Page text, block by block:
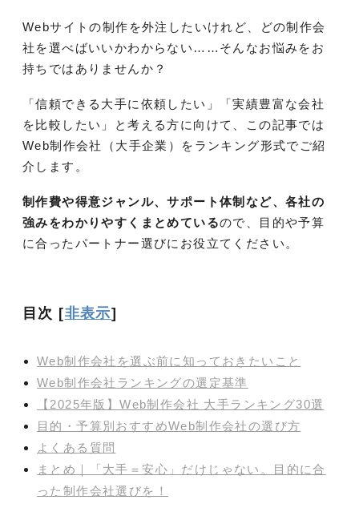
Webサイトの制作を外注したいけれど、どの制作会
社を選べばいいかわからない……そんなお悩みをお
持ちではありませんか？
「信頼できる大手に依頼したい」「実績豊富な会社
を比較したい」と考える方に向けて、この記事では
Web制作会社（大手企業）をランキング形式でご紹
介します。
制作費や得意ジャンル、サポート体制など、各社の
強みをわかりやすくまとめているので、目的や予算
に合ったパートナー選びにお役立てください。
目次 [非表示]
Web制作会社を選ぶ前に知っておきたいこと
Web制作会社ランキングの選定基準
【2025年版】Web制作会社 大手ランキング30選
目的・予算別おすすめWeb制作会社の選び方
よくある質問
まとめ｜「大手＝安心」だけじゃない。目的に合
った制作会社選びを！